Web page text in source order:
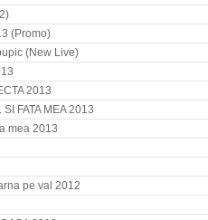
(Promo)
(New Live)
2013
FATA MEA 2013
mea 2013
pe val 2012